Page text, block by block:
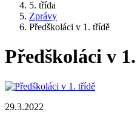
5. třída
Zprávy
Předškoláci v 1. třídě
Předškoláci v
29.3.2022